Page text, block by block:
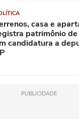
casa e
patrimônio
candidatura a
PUBLICIDADE